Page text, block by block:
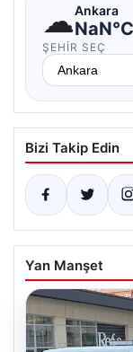
☁Ankara
NaN°C
ŞEHIR SEÇ
Bizi Takip Edin
Yan Manşet